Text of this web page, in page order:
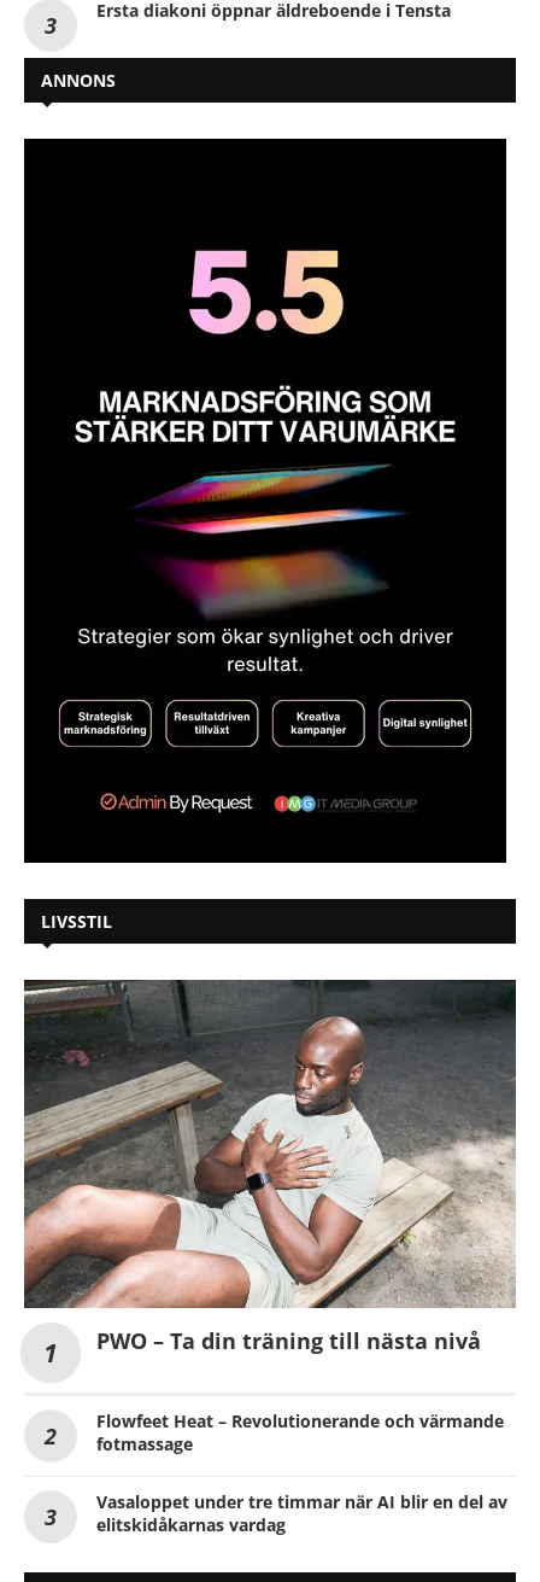
Ersta diakoni öppnar äldreboende i Tensta
ANNONS
LIVSSTIL
PWO – Ta din träning till nästa nivå
Flowfeet Heat – Revolutionerande och värmande
fotmassage
Vasaloppet under tre timmar när AI blir en del av
elitskidåkarnas vardag